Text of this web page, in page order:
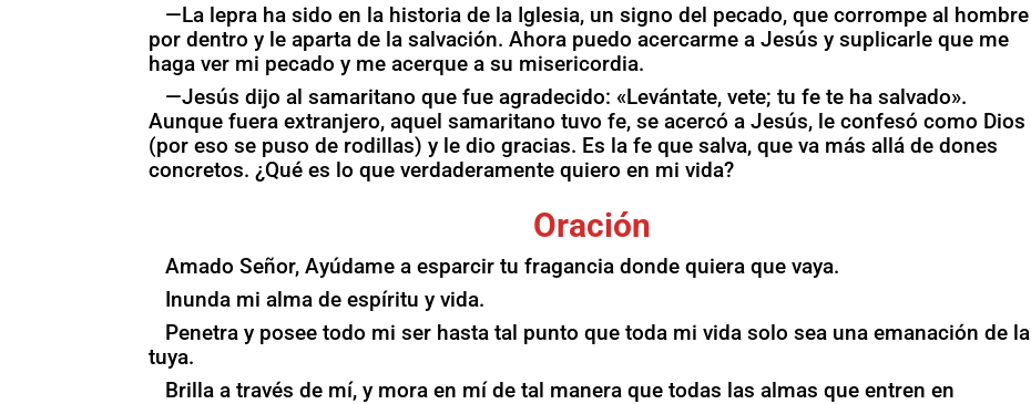
—La lepra ha sido en la historia de la Iglesia, un signo del pecado, que corrompe al hombre
por dentro y le aparta de la salvación. Ahora puedo acercarme a Jesús y suplicarle que me
haga ver mi pecado y me acerque a su misericordia.
—Jesús dijo al samaritano que fue agradecido: «Levántate, vete; tu fe te ha salvado».
Aunque fuera extranjero, aquel samaritano tuvo fe, se acercó a Jesús, le confesó como Dios
(por eso se puso de rodillas) y le dio gracias. Es la fe que salva, que va más allá de dones
concretos. ¿Qué es lo que verdaderamente quiero en mi vida?
Oración
Amado Señor, Ayúdame a esparcir tu fragancia donde quiera que vaya.
Inunda mi alma de espíritu y vida.
Penetra y posee todo mi ser hasta tal punto que toda mi vida solo sea una emanación de la
tuya.
Brilla a través de mí, y mora en mí de tal manera que todas las almas que entren en